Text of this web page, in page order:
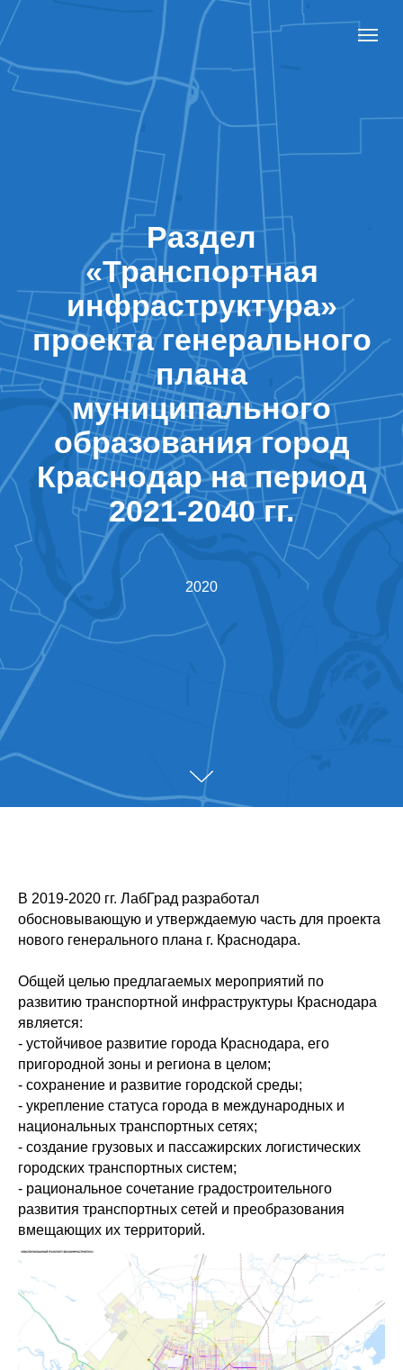
Раздел
«Транспортная
инфраструктура»
проекта генерального
плана
муниципального
образования город
Краснодар на период
2021-2040 гг.
2020
В 2019-2020 гг. ЛабГрад разработал
обосновывающую и утверждаемую часть для проекта
нового генерального плана г. Краснодара.
Общей целью предлагаемых мероприятий по
развитию транспортной инфраструктуры Краснодара
является:
- устойчивое развитие города Краснодара, его
пригородной зоны и региона в целом;
- сохранение и развитие городской среды;
- укрепление статуса города в международных и
национальных транспортных сетях;
- создание грузовых и пассажирских логистических
городских транспортных систем;
- рациональное сочетание градостроительного
развития транспортных сетей и преобразования
вмещающих их территорий.